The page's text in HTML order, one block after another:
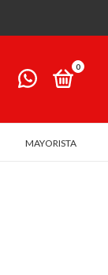
0
MAYORISTA